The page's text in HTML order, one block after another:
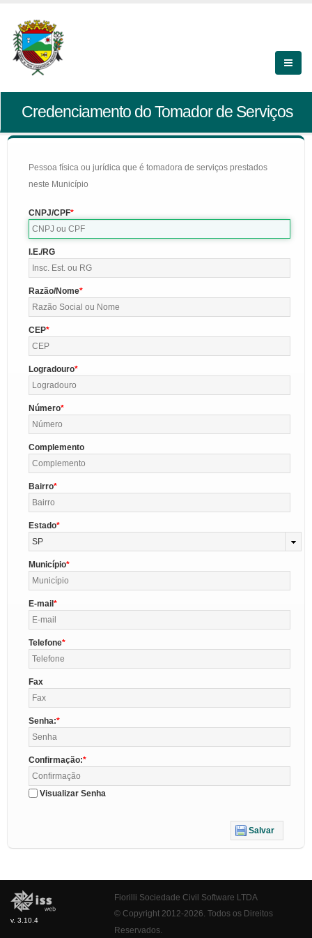
Credenciamento do Tomador de Serviços
Pessoa física ou jurídica que é tomadora de serviços prestados
neste Município
CNPJ/CPF
I.E./RG
Razão/Nome
CEP
Logradouro
Número
Complemento
Bairro
Estado
SP
Município
E-mail
Telefone
Fax
Senha:
Confirmação:
Visualizar Senha
Salvar
v. 3.10.4
Fiorilli Sociedade Civil Software LTDA
© Copyright 2012-2026. Todos os Direitos
Reservados.